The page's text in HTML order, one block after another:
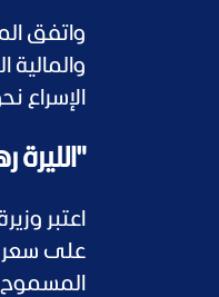
واتفق
والمالية
الإسراع
"الليرة
اعتبر
المسموح